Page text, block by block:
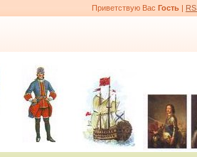
Приветствую Вас Гость |